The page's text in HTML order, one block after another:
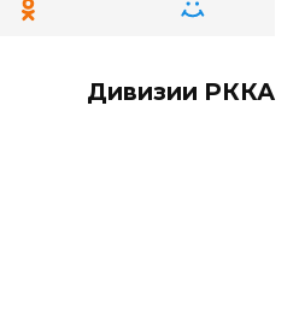
Дивизии РККА